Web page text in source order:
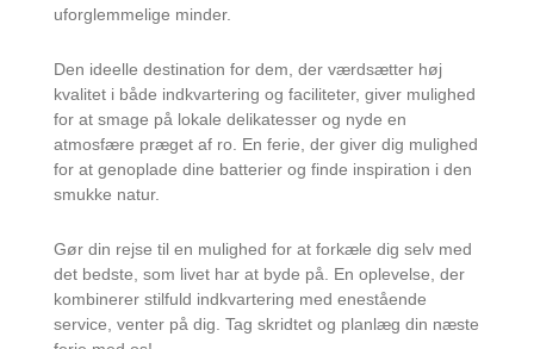
uforglemmelige minder.
Den ideelle destination for dem, der værdsætter høj
kvalitet i både indkvartering og faciliteter, giver mulighed
for at smage på lokale delikatesser og nyde en
atmosfære præget af ro. En ferie, der giver dig mulighed
for at genoplade dine batterier og finde inspiration i den
smukke natur.
Gør din rejse til en mulighed for at forkæle dig selv med
det bedste, som livet har at byde på. En oplevelse, der
kombinerer stilfuld indkvartering med enestående
service, venter på dig. Tag skridtet og planlæg din næste